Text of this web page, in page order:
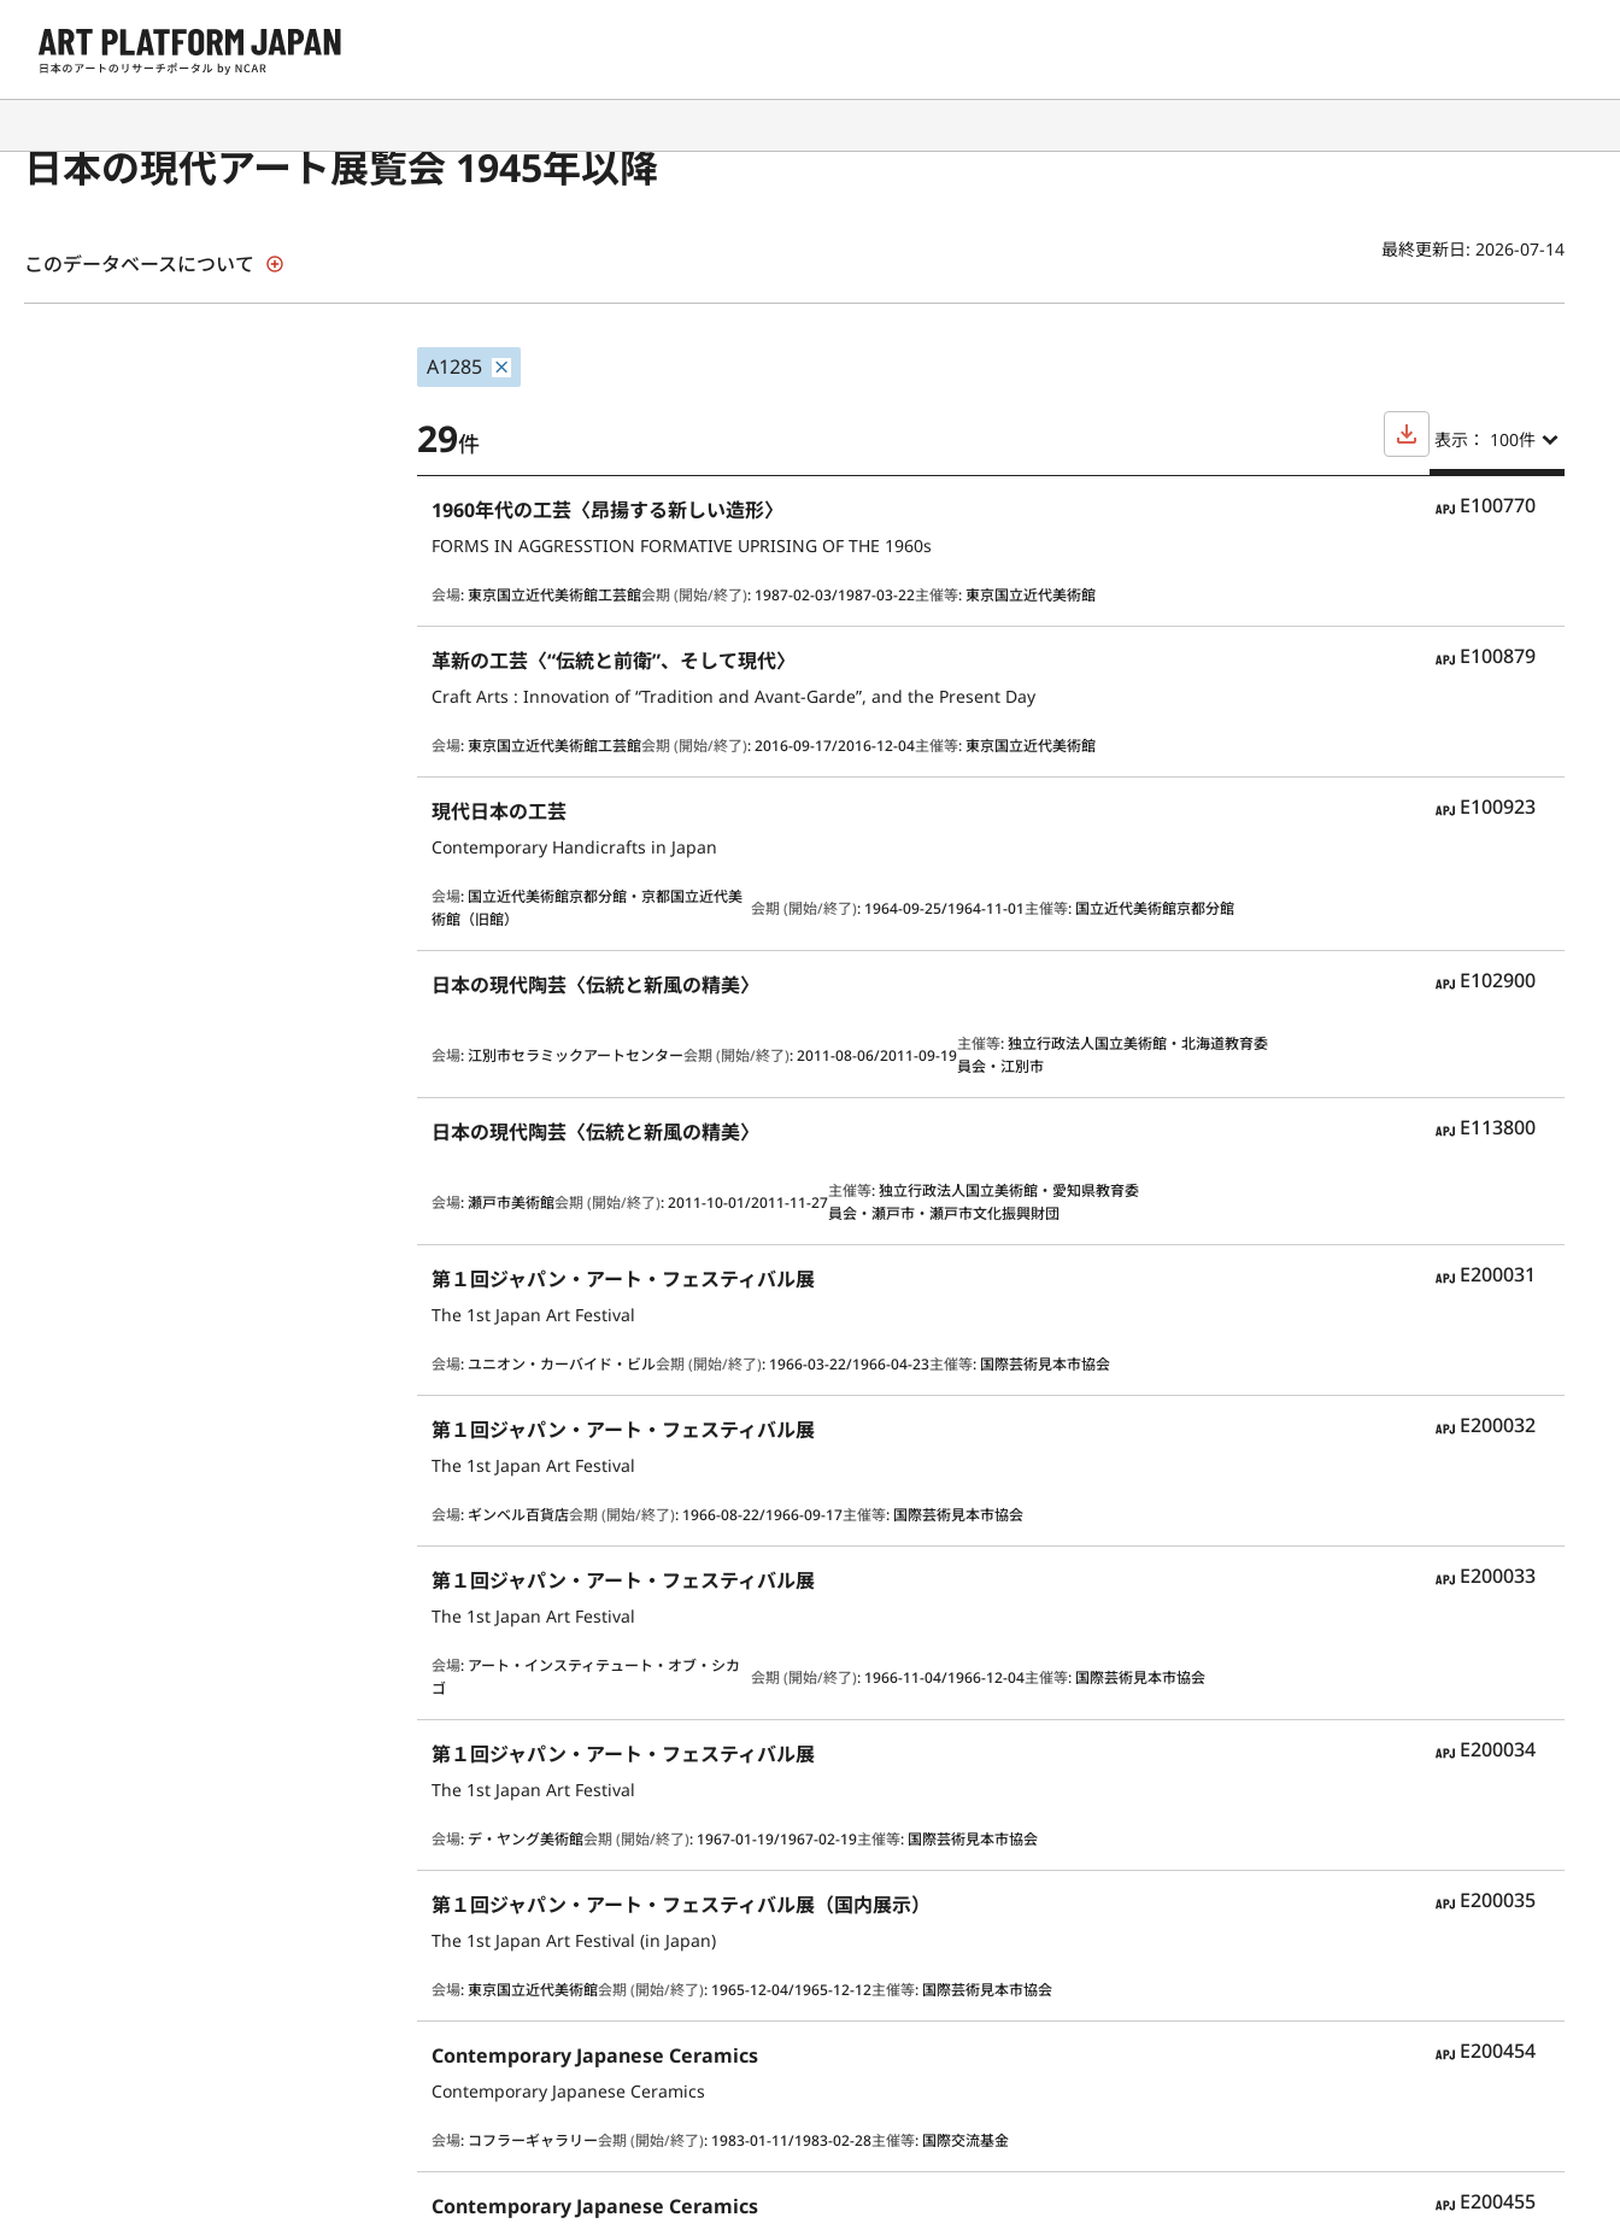
日本の現代アート展覧会 1945年以降
このデータベースについて
最終更新日:2026-07-14
A1285
29件 表示： 100件
APJ
E100770
1960年代の工芸〈昂揚する新しい造形〉
FORMS IN AGGRESSTION FORMATIVE UPRISING OF THE 1960s
会場:東京国立近代美術館工芸館会期 (開始/終了): 1987-02-03/1987-03-22主催等:東京国立近代美術館
APJ
E100879
革新の工芸〈“伝統と前衛”、そして現代〉
Craft Arts : Innovation of “Tradition and Avant-Garde”, and the Present Day
会場:東京国立近代美術館工芸館会期 (開始/終了):2016-09-17/2016-12-04主催等:東京国立近代美術館
APJ
E100923
現代日本の工芸
Contemporary Handicrafts in Japan
会場: 国立近代美術館京都分館・京都国立近代美
術館（旧館）
会期 (開始/終了): 1964-09-25/1964-11-01主催等: 国立近代美術館京都分館
APJ
E102900
日本の現代陶芸〈伝統と新風の精美〉
会場:江別市セラミックアートセンター会期 (開始/終了):2011-08-06/2011-09-19
主催等:独立行政法人国立美術館・北海道教育委
員会・江別市
APJ
E113800
日本の現代陶芸〈伝統と新風の精美〉
会場:瀬戸市美術館会期 (開始/終了):2011-10-01/2011-11-27
主催等:独立行政法人国立美術館・愛知県教育委
員会・瀬戸市・瀬戸市文化振興財団
APJ
E200031
第１回ジャパン・アート・フェスティバル展
The 1st Japan Art Festival
会場: ユニオン・カーバイド・ビル会期 (開始/終了): 1966-03-22/1966-04-23主催等: 国際芸術見本市協会
APJ
E200032
第１回ジャパン・アート・フェスティバル展
The 1st Japan Art Festival
会場: ギンベル百貨店会期 (開始/終了): 1966-08-22/1966-09-17主催等: 国際芸術見本市協会
APJ
E200033
第１回ジャパン・アート・フェスティバル展
The 1st Japan Art Festival
会場: アート・インスティテュート・オブ・シカ
ゴ
会期 (開始/終了): 1966-11-04/1966-12-04主催等: 国際芸術見本市協会
APJ
E200034
第１回ジャパン・アート・フェスティバル展
The 1st Japan Art Festival
会場: デ・ヤング美術館会期 (開始/終了): 1967-01-19/1967-02-19主催等: 国際芸術見本市協会
APJ
E200035
第１回ジャパン・アート・フェスティバル展（国内展示）
The 1st Japan Art Festival (in Japan)
会場:東京国立近代美術館会期 (開始/終了): 1965-12-04/1965-12-12主催等: 国際芸術見本市協会
APJ
E200454
Contemporary Japanese Ceramics
Contemporary Japanese Ceramics
会場: コフラーギャラリー会期 (開始/終了): 1983-01-11/1983-02-28主催等: 国際交流基金
APJ
E200455
Contemporary Japanese Ceramics